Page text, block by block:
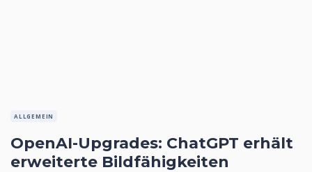
ALLGEMEIN
OpenAI-Upgrades: ChatGPT erhält
erweiterte Bildfähigkeiten